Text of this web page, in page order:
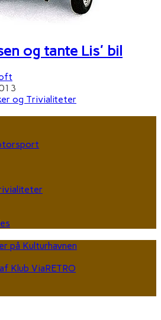
og tante Lis' bil
og Trivialiteter
på Kulturhavnen
Klub ViaRETRO